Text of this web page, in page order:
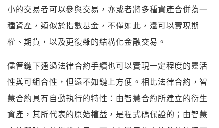
小的交易者可以參與交易，亦或者將多種資產合併為一
種資產，類似於指數基金，不僅如此，還可以實現期
權、期貨，以及更復雜的結構化金融交易。
儘管鏈下通過法律合約手續也可以實現一定程度的靈活
性與可組合性，但遠不如鏈上方便。相比法律合約，智
慧合約具有自動執行的特性：由智慧合約所建立的衍生
資產，其所代表的原始權益，是程式碼保證的；由智慧